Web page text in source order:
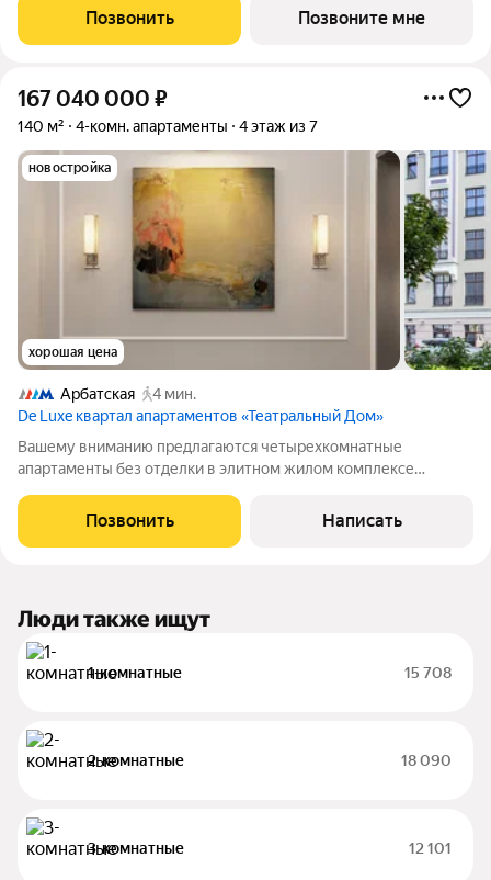
мастер-спальней и гардеробной с окном. ЭНИГМИЯ дом-
скульптура, притягивающий
Позвонить Позвоните мне
167 040 000 ₽
140 м² 4-комн. апартаменты 4 этаж из 7
новостройка
хорошая цена
Арбатская
4 мин.
De Luxe квартал апартаментов «Театральный Дом»
Вашему вниманию предлагаются четырехкомнатные
апартаменты без отделки в элитном жилом комплексе
обустроить кухню-гостиную, мастер-спальню с собственными
ванной и гардеробной комнатами, две детские с
Позвонить Написать
Люди также ищут
1-комнатные 15 708
2-комнатные 18 090
3-комнатные 12 101